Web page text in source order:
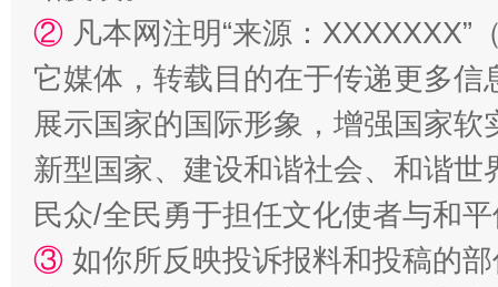
② 凡本网注明“来源：
它媒体，转载目的在于传递更多
展示国家的国际形象，增强国家
新型国家、建设和谐社会、和谐
民众/全民勇于担任文化使者与和
③ 如你所反映投诉报料和投稿的